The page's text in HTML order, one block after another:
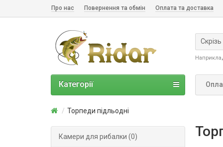
Про нас Повернення та обмін Оплата та доставка
Скрізь
Категорії
Торпеди підльодні
Камери для рибалки (0)